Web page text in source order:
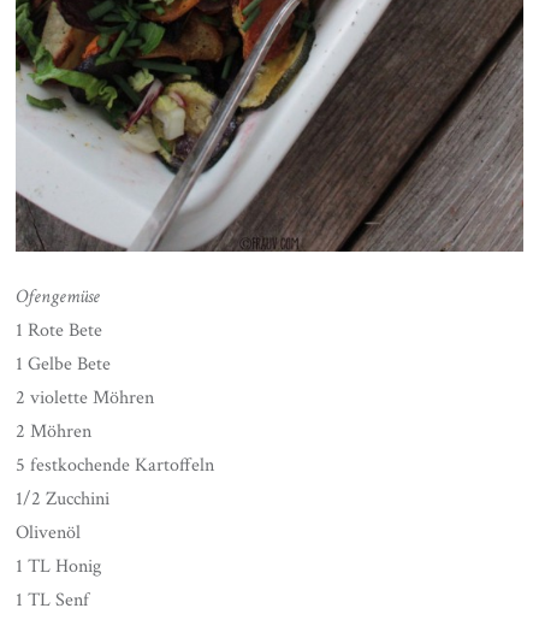
Ofengemüse
1 Rote Bete
1 Gelbe Bete
2 violette Möhren
2 Möhren
5 festkochende Kartoffeln
1/2 Zucchini
Olivenöl
1 TL Honig
1 TL Senf